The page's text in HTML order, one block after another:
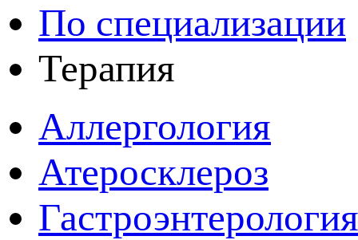
По специализации
Терапия
Аллергология
Атеросклероз
Гастроэнтерология